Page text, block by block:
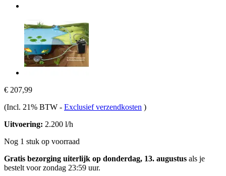
€ 207,99
(Incl. 21% BTW - Exclusief verzendkosten )
Uitvoering: 2.200 l/h
Nog 1 stuk op voorraad
Gratis bezorging uiterlijk op donderdag, 13. augustus als je
bestelt voorzondag 23:59 uur.